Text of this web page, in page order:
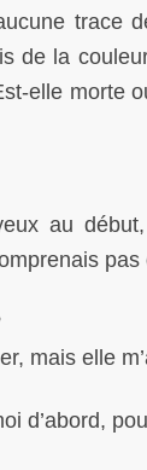
trace
de la
elle morte
au
mais elle
d’abord,